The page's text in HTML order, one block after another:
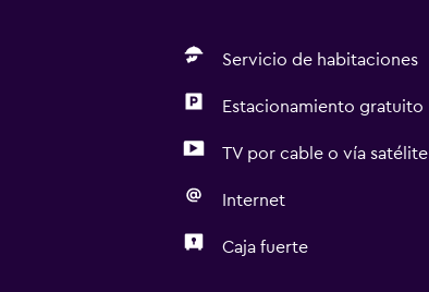
Servicio de habitaciones
Estacionamiento gratuito
TV por cable o vía satélite
Internet
Caja fuerte